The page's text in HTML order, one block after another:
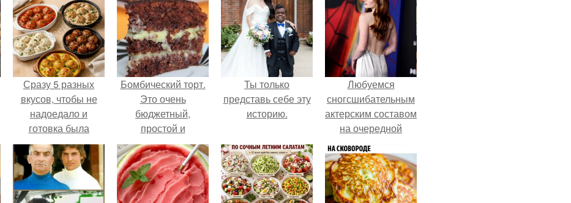
Сразу 5 разных
вкусов, чтобы не
надоедало и
готовка была
проще.
Бомбический торт.
Это очень
бюджетный,
простой и
потрясающе
вкусный
американский
"Сумасшедший"
Ты только
представь себе эту
историю.
Любуемся
сногсшибательным
актерским составом
на очередной
премьере нового
человека - паука.